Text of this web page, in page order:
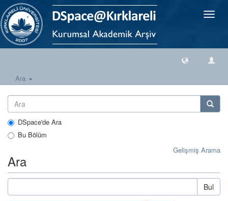
Geçiş
Ara
DSpace'de Ara
Bu Bölüm
Gelişmiş Arama
Ara
Bul